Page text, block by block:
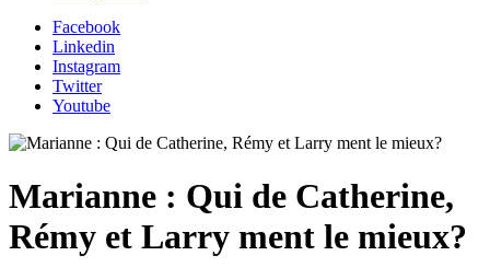
Facebook
Linkedin
Instagram
Twitter
Youtube
Marianne : Qui de Catherine,
Rémy et Larry ment le mieux?